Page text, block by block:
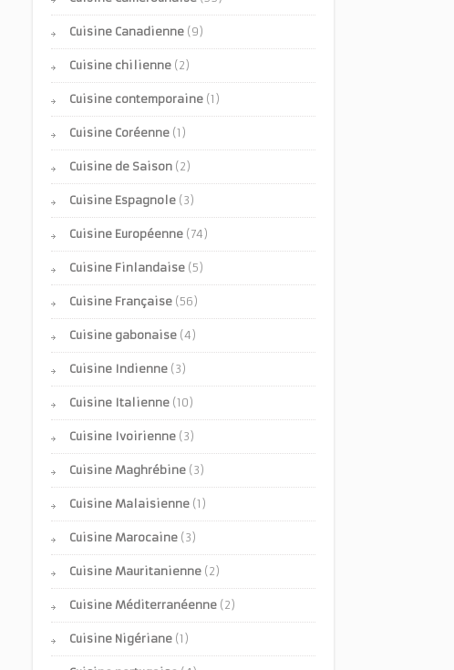
Cuisine Canadienne (9)
Cuisine chilienne (2)
Cuisine contemporaine (1)
Cuisine Coréenne (1)
Cuisine de Saison (2)
Cuisine Espagnole (3)
Cuisine Européenne (74)
Cuisine Finlandaise (5)
Cuisine Française (56)
Cuisine gabonaise (4)
Cuisine Indienne (3)
Cuisine Italienne (10)
Cuisine Ivoirienne (3)
Cuisine Maghrébine (3)
Cuisine Malaisienne (1)
Cuisine Marocaine (3)
Cuisine Mauritanienne (2)
Cuisine Méditerranéenne (2)
Cuisine Nigériane (1)